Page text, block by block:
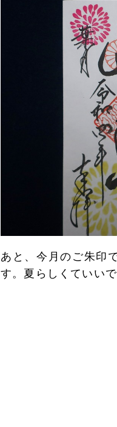
あと、今月のご朱印
す。夏らしくていいで